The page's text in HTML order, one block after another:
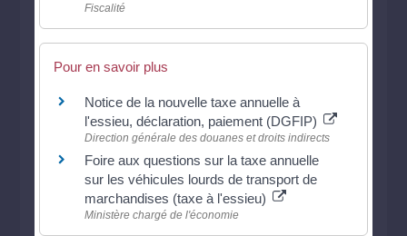
Fiscalité
Pour en savoir plus
Notice de la nouvelle taxe annuelle à
l'essieu, déclaration, paiement (DGFIP)
Direction générale des douanes et droits indirects
Foire aux questions sur la taxe annuelle
sur les véhicules lourds de transport de
marchandises (taxe à l'essieu)
Ministère chargé de l'économie